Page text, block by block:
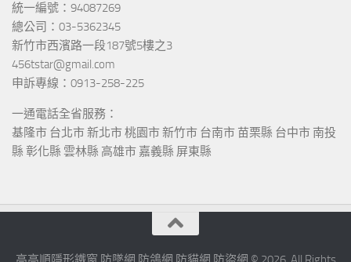
統一編號：94087269
總公司：03-5362345
新竹市西濱路一段187號5樓之3
456tstar@gmail.com
申訴專線：0913-258-225
一通電話全省服務：
基隆市 台北市 新北市 桃園市 新竹市 台南市 苗栗縣 台中市 南投
縣 彰化縣 雲林縣 高雄市 嘉義縣 屏東縣